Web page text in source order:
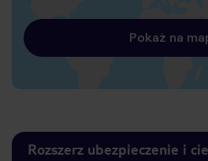
Pokaż na
Rozszerz ubezpieczenie i